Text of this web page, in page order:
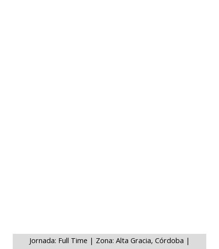
Jornada: Full Time | Zona: Alta Gracia, Córdoba |